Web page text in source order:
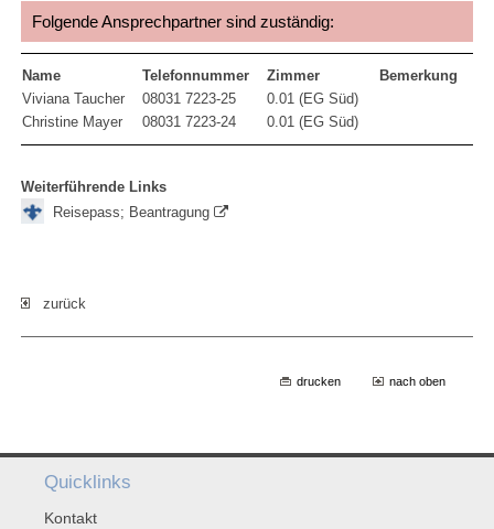
Folgende Ansprechpartner sind zuständig:
Name Telefonnummer Zimmer
Bemerkung
Viviana Taucher
08031 7223-25
0.01 (EG Süd)
Christine Mayer
08031 7223-24 0.01 (EG Süd)
Weiterführende Links
Reisepass; Beantragung
zurück
drucken nach oben
Quicklinks
Kontakt